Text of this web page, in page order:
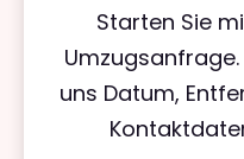
Starten Sie
Umzugsanfrage.
uns Datum,